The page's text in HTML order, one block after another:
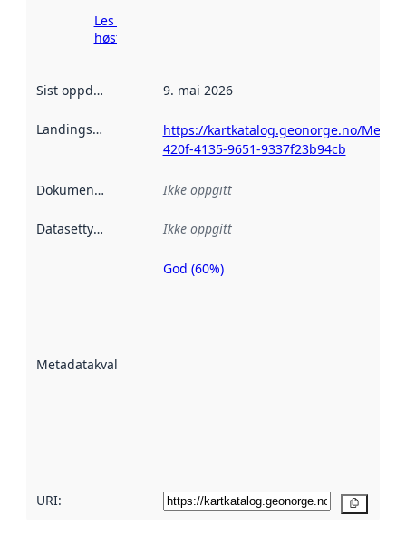
Les mer om
høsting her
Sist oppdatert 9. mai 2026
Landingsside
https://kartkatalog.geonorge.no/
420f-4135-9651-9337f23b94cb
Dokumentasjon Ikke oppgitt
Datasettype Ikke oppgitt
Metadatakvalitet
Metadatakvalitet
God (60%)
URI: